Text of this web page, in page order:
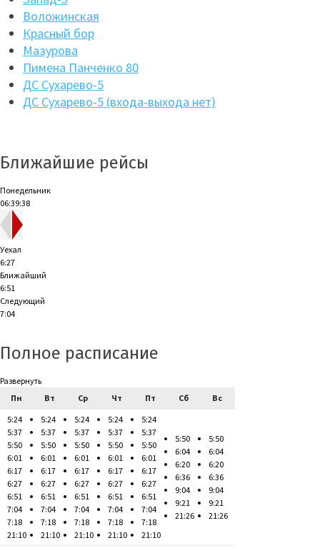
Воложинская
Красный бор
Мазурова
Пимена Панченко 80
ДС Сухарево-5
ДС Сухарево-5 (входа-выхода нет)
Ближайшие рейсы
Понедельник
06:39:39
Уехал
6:27
Ближайший
6:51
Следующий
7:04
Полное расписание
Развернуть
Пн
Вт Ср Чт Пт Сб
Вс
5:24
5:37
5:50
6:01
6:17
6:27
6:51
7:04
7:18
21:10
5:24
5:37
5:50
6:01
6:17
6:27
6:51
7:04
7:18
21:10
5:24
5:37
5:50
6:01
6:17
6:27
6:51
7:04
7:18
21:10
5:24
5:37
5:50
6:01
6:17
6:27
6:51
7:04
7:18
21:10
5:24
5:37
5:50
6:01
6:17
6:27
6:51
7:04
7:18
21:10
5:50
6:04
6:20
6:36
9:04
9:21
21:26
5:50
6:04
6:20
6:36
9:04
9:21
21:26